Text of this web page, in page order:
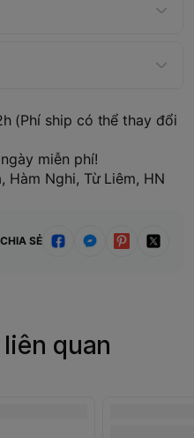
(Phí ship có thể thay đổi
miễn phí!
Hàm Nghi, Từ Liêm, HN
CHIA SẺ
quan